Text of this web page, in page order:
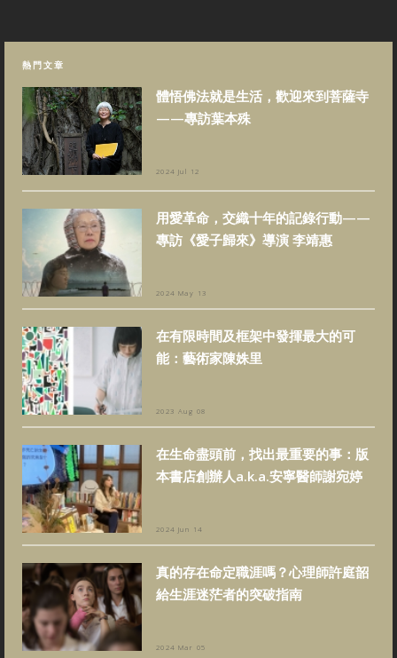
熱門文章
體悟佛法就是生活，歡迎來到菩薩寺
——專訪葉本殊
2024 Jul 12
用愛革命，交織十年的記錄行動——
專訪《愛子歸來》導演 李靖惠
2024 May 13
在有限時間及框架中發揮最大的可
能：藝術家陳姝里
2023 Aug 08
在生命盡頭前，找出最重要的事：版
本書店創辦人a.k.a.安寧醫師謝宛婷
2024 Jun 14
真的存在命定職涯嗎？心理師許庭韶
給生涯迷茫者的突破指南
2024 Mar 05